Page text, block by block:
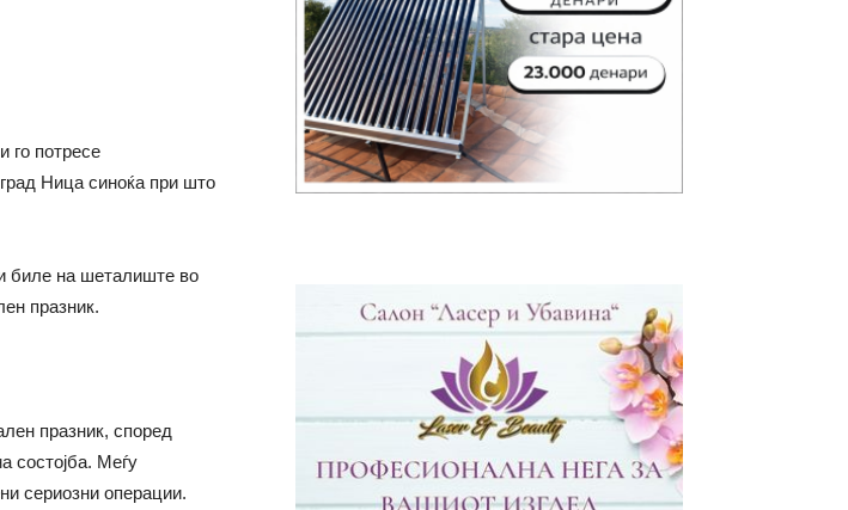
го потресе
Ница синоќа при што
биле на шеталиште во
празник.
празник, според
состојба. Меѓу
сериозни операции.